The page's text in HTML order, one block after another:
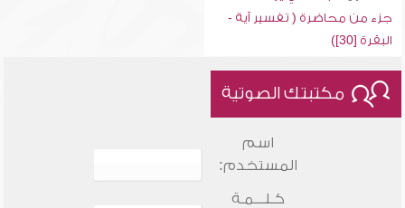
جزء من محاضرة ( تفسير آية -
البقرة [30])
مكتبتك الصوتية
اسم
المستخدم:
كـلـــمـة